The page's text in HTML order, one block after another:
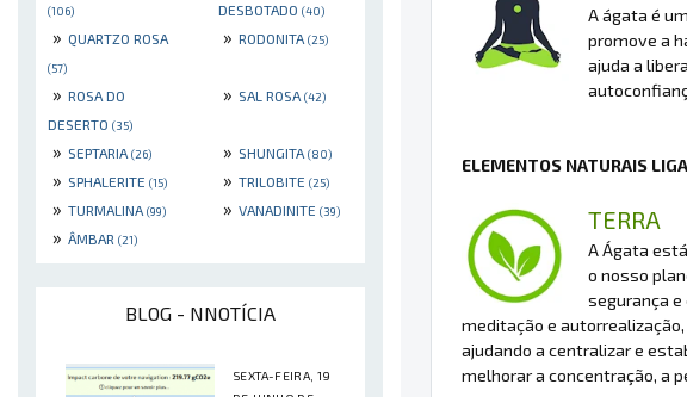
(106)
DESBOTADO (40)
» QUARTZO ROSA
(57)
» RODONITA (25)
» ROSA DO
DESERTO (35)
» SAL ROSA (42)
» SEPTARIA (26) » SHUNGITA (80)
» SPHALERITE (15) » TRILOBITE (25)
» TURMALINA (99) » VANADINITE (39)
» ÂMBAR (21)
BLOG - NNOTÍCIA
SEXTA-FEIRA, 19
A ágata é
promove a
ajuda a
ELEMENTOS NATURAIS
TERRA
A Ágata
o nosso
segurança
meditação e
ajudando a centralizar e
melhorar a concentração, a